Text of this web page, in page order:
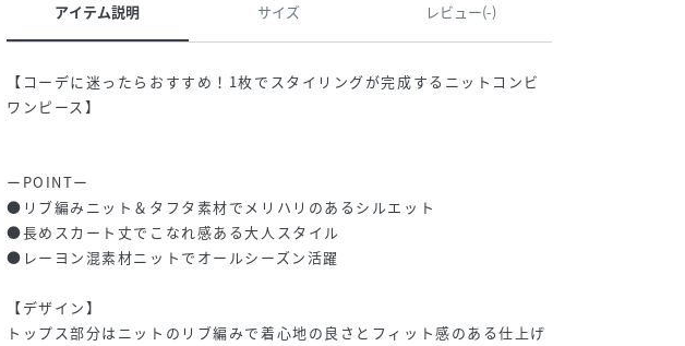
アイテム説明 サイズ レビュー(-)
【コーデに迷ったらおすすめ！1枚でスタイリングが完成するニットコンビ
ワンピース】
ーPOINTー
●リブ編みニット＆タフタ素材でメリハリのあるシルエット
●長めスカート丈でこなれ感ある大人スタイル
●レーヨン混素材ニットでオールシーズン活躍
【デザイン】
トップス部分はニットのリブ編みで着心地の良さとフィット感のある仕上げ